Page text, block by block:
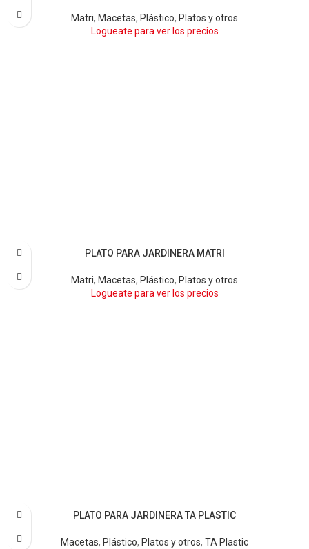
Matri, Macetas, Plástico, Platos y otros
Logueate para ver los precios
ARENA BLANCO CHOCOLATE GRIS
PLATO PARA JARDINERA MATRI
Matri, Macetas, Plástico, Platos y otros
Logueate para ver los precios
AMARILLO BARRO BEIGE BLANCO BORDÓ LIMA
PLATO PARA JARDINERA TA PLASTIC
Macetas, Plástico, Platos y otros, TA Plastic